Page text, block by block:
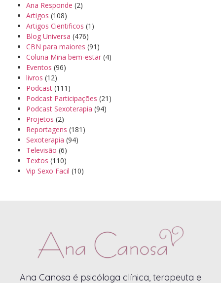
Ana Responde (2)
Artigos (108)
Artigos Cientificos (1)
Blog Universa (476)
CBN para maiores (91)
Coluna Mina bem-estar (4)
Eventos (96)
livros (12)
Podcast (111)
Podcast Participações (21)
Podcast Sexoterapia (94)
Projetos (2)
Reportagens (181)
Sexoterapia (94)
Televisão (6)
Textos (110)
Vip Sexo Facil (10)
Ana Canosa é psicóloga clínica, terapeuta e